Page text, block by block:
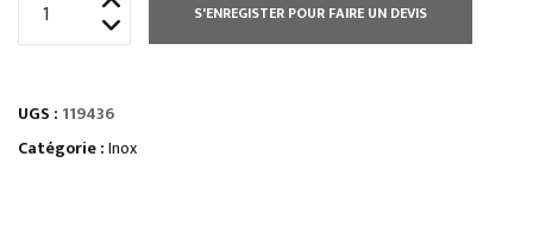
TRAVAIL
INOX
S'ENREGISTER POUR FAIRE UN DEVIS
UGS : 119436
Catégorie :Inox